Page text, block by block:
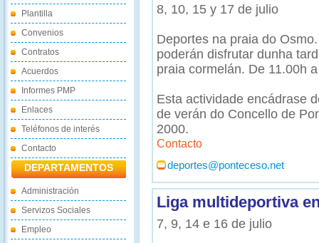
Plantilla
Convenios
Contratos
Acuerdos
Informes PMP
Enlaces
Teléfonos de interés
Contacto
DEPARTAMENTOS
Administración
Servizos Sociales
Empleo
8, 10, 15 y 17 de julio
Deportes na praia do
poderán disfrutar dunha
praia cormelán. De 11.00h
Esta actividade encádrase
de verán do Concello de
2000.
Contacto
deportes@ponteceso.net
Liga multideportiva
7, 9, 14 e 16 de julio